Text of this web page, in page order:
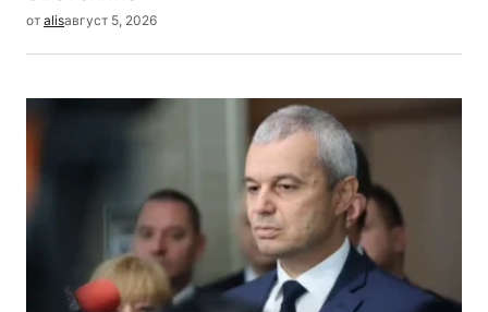
от alisавгуст 5, 2026